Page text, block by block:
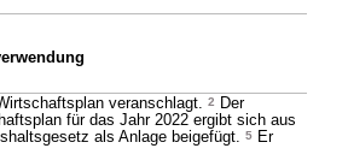
veranschlagt. 2
Der
für das Jahr 2022 ergibt sich aus
als Anlage beigefügt. 5 Er